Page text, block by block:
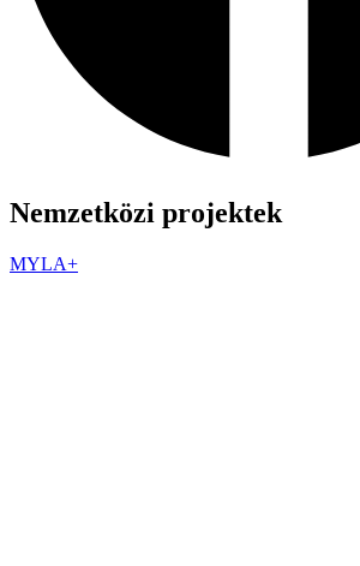
Nemzetközi projektek
MYLA+